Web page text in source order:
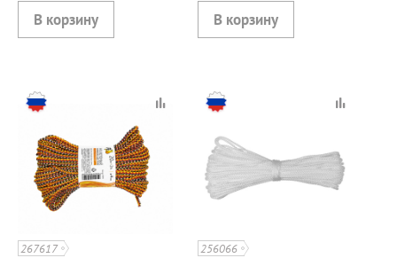
267617 256066